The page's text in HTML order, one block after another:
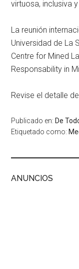
virtuosa, inclusiva
La reunión
Universidad de La
Centre for Mined
Responsability in
Revise el detalle
Publicado en: De
Etiquetado como:
ANUNCIOS